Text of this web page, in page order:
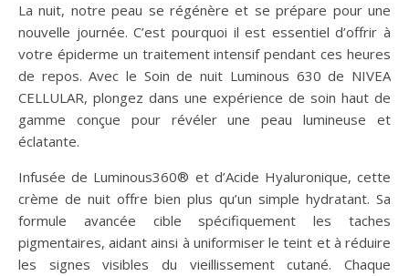
La nuit, notre peau se régénère et se prépare pour une
nouvelle journée. C’est pourquoi il est essentiel d’offrir à
votre épiderme un traitement intensif pendant ces heures
de repos. Avec le Soin de nuit Luminous 630 de NIVEA
CELLULAR, plongez dans une expérience de soin haut de
gamme conçue pour révéler une peau lumineuse et
éclatante.
Infusée de Luminous360® et d’Acide Hyaluronique, cette
crème de nuit offre bien plus qu’un simple hydratant. Sa
formule avancée cible spécifiquement les taches
pigmentaires, aidant ainsi à uniformiser le teint et à réduire
les signes visibles du vieillissement cutané. Chaque